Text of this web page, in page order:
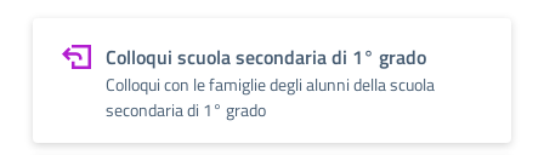
Colloqui scuola secondaria di 1° grado
Colloqui con le famiglie degli alunni della scuola
secondaria di 1° grado